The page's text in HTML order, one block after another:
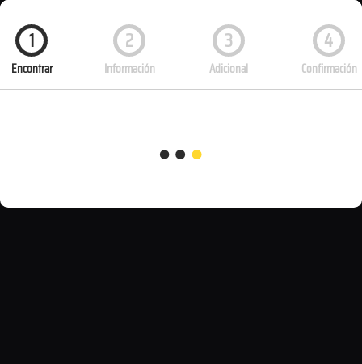
1
Encontrar
2
Información
3
Adicional
4
Confirmación